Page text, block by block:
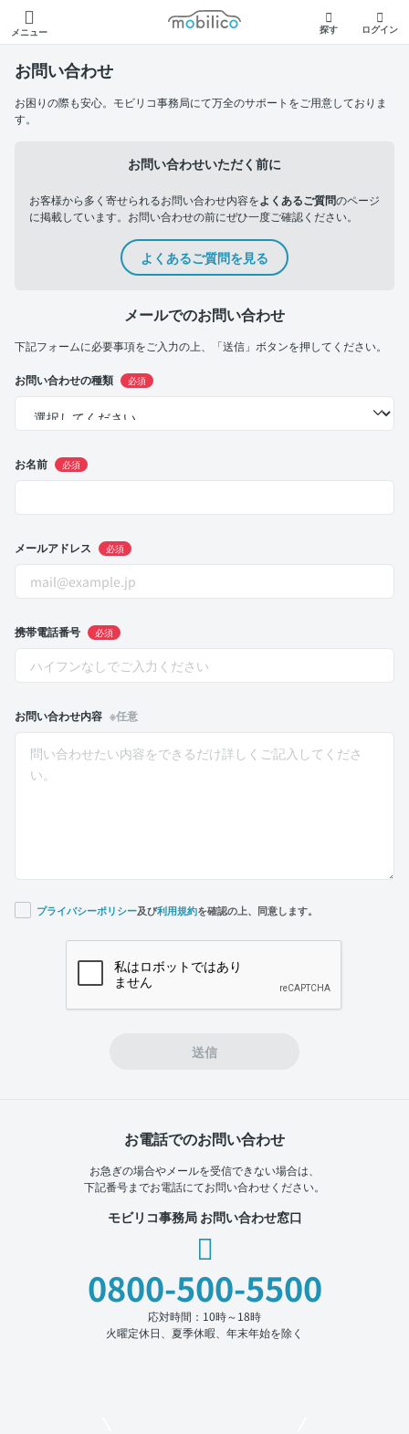
メニュー
モビリコ
探す ログイン
お問い合わせ
お困りの際も安心。モビリコ事務局にて万全のサポートをご用意しておりま
す。
お問い合わせいただく前に
お客様から多く寄せられるお問い合わせ内容をよくあるご質問のページ
に掲載しています。お問い合わせの前にぜひ一度ご確認ください。
よくあるご質問を見る
メールでのお問い合わせ
下記フォームに必要事項をご入力の上、「送信」ボタンを押してください。
お問い合わせの種類 必須
お名前 必須
メールアドレス 必須
携帯電話番号 必須
お問い合わせ内容 ※任意
プライバシーポリシー及び利用規約を確認の上、同意します。
送信
お電話でのお問い合わせ
お急ぎの場合やメールを受信できない場合は、
下記番号までお電話にてお問い合わせください。
モビリコ事務局 お問い合わせ窓口
0800-500-5500
応対時間：10時～18時
火曜定休日、夏季休暇、年末年始を除く